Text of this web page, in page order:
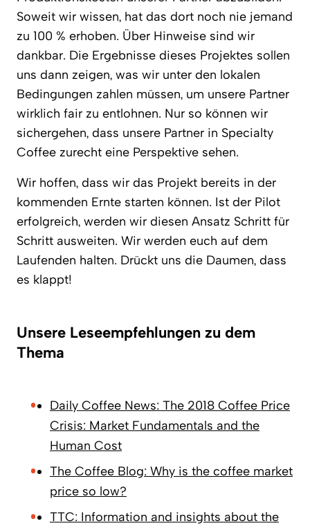
Soweit wir wissen, hat das dort noch nie jemand
zu 100 % erhoben. Über Hinweise sind wir
dankbar. Die Ergebnisse dieses Projektes sollen
uns dann zeigen, was wir unter den lokalen
Bedingungen zahlen müssen, um unsere Partner
wirklich fair zu entlohnen. Nur so können wir
sichergehen, dass unsere Partner in Specialty
Coffee zurecht eine Perspektive sehen.
Wir hoffen, dass wir das Projekt bereits in der
kommenden Ernte starten können. Ist der Pilot
erfolgreich, werden wir diesen Ansatz Schritt für
Schritt ausweiten. Wir werden euch auf dem
Laufenden halten. Drückt uns die Daumen, dass
es klappt!
Unsere Leseempfehlungen zu dem
Thema
Daily Coffee News: The 2018 Coffee Price
Crisis: Market Fundamentals and the
Human Cost
The Coffee Blog: Why is the coffee market
price so low?
TTC: Information and insights about the